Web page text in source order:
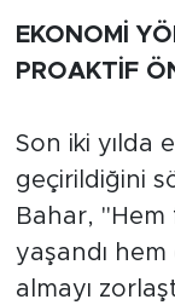
EKONOMİ
PROAKTİF
Son iki yılda
geçirildiğini
Bahar, "Hem
yaşandı
almayı